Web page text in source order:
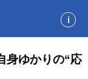
i
身ゆかりの“応